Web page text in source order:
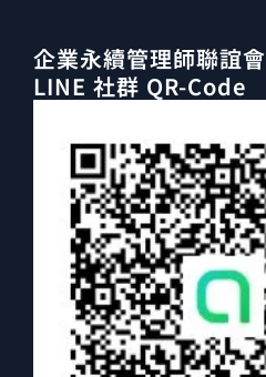
企業永續管理師聯誼會
LINE 社群 QR-Code